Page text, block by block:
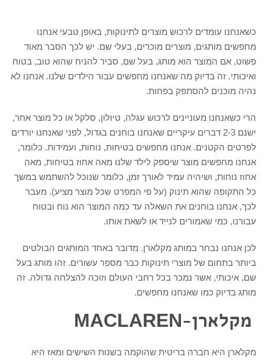
כשאנחנו עומדים לרכוש מוצרים לתינוקות, באופן טבעי אנחנו
מחפשים מותגים, מוצרים מוכרים, בעלי שם. יש לכך הסבר מאוד
פשוט, אם המוצר הוא מותג, בעל שם, סביר להניח שהוא טוב, בטוח
ואיכותי. זה בדיוק מה שאנחנו מחפשים עבור הילדים שלנו. אנחנו לא
נהיה מוכנים להסתפק בפחות.
הרי כשאנחנו מעוניינים לרכוש עגלה, טיולון, סלקל או כל מוצר אחר,
ישנם 2-3 דברים עיקריים שאנחנו בוחנים בגדול, לפני שאנחנו יורדים
לפרטים הקטנים. אנחנו מחפשים בטיחות, נוחות, ועמידות. כלומר,
אנחנו מחפשים מוצר שיספק לילד שלנו מאה אחוז בטיחות, מאה
אחוז נוחות, ושיהיה עמיד לאורך זמן, כלומר שנוכל להשתמש במשך
כל התקופה שהוא תינוק (על פי המפרט שכל מוצר מציע). מעבר
לכך, אנחנו בוחנים את השאלה עד כמה המוצר הוא נוח ובטוח
עבורנו, כמי שאמורים לנייד או לשאת אותו.
לכן אנחנו נבחר במותג מקלארן. מדובר באחד המותגים הבולטים
ביותר בתחום של מוצרי תינוקות כבר מספר עשורים. זהו מותג בעל
שם, איכותי, אשר נמכר בכל רחבי העולם וזוכה להצלחה גדולה. זה
מותג בדיוק כמו שאנחנו מחפשים.
מקלארן-MACLAREN
מקלארן היא חברה בריטית שהוקמה בשנות השישים ומאז היא